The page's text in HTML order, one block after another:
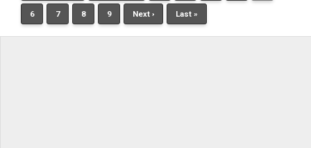
6 7 8 9 Next › Last »